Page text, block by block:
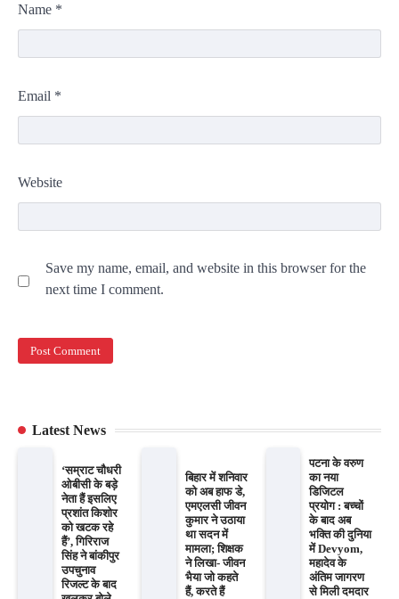
Name *
Email *
Website
Save my name, email, and website in this browser for the
next time I comment.
Latest News
‘सम्राट चौधरी
ओबीसी के बड़े
नेता हैं इसलिए
प्रशांत किशोर
को खटक रहे
हैं’, गिरिराज
सिंह ने बांकीपुर
उपचुनाव
रिजल्ट के बाद
बिहार में शनिवार
को अब हाफ डे,
एमएलसी जीवन
कुमार ने उठाया
था सदन में
मामला; शिक्षक
ने लिखा- जीवन
भैया जो कहते
हैं, करते हैं
पटना के वरुण
का नया
डिजिटल
प्रयोग : बच्चों
के बाद अब
भक्ति की दुनिया
में Devyom,
महादेव के
अंतिम जागरण
से मिली दमदार